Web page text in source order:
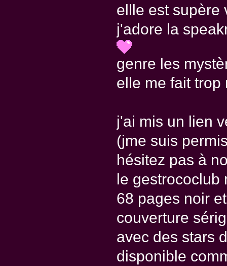
ellle est supère
j'adore la
genre les
elle me fait trop
j'ai mis un lien
(jme suis
hésitez pas à
le gestrococlub
68 pages noir
couverture
avec des stars
disponible